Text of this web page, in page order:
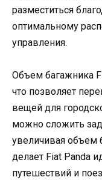
разместиться
оптимальному
управления.
Объем багажника
что позволяет
вещей для
можно сложить
увеличивая объем
делает Fiat Panda
путешествий и